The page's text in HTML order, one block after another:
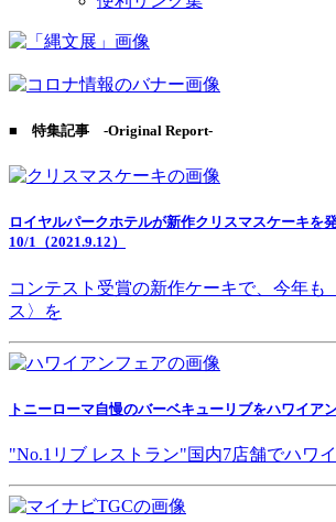
■ 特集記事 -Original Report-
ロイヤルパークホテルが新作クリスマスケーキを
10/1（2021.9.12）
コンテスト受賞の新作ケーキで、今年も
ス〉を
トニーローマ自慢のバーベキューリブをハワイア
"No.1リブ レストラン"国内7店舗でハワ